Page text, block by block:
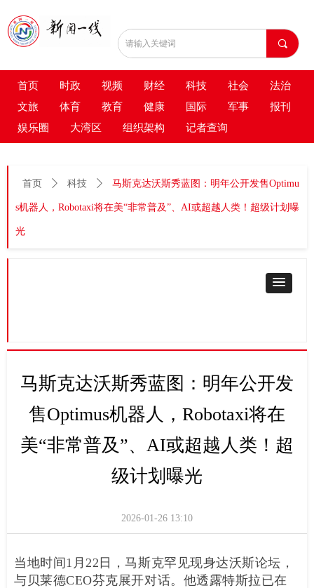
首页 时政 视频 财经 科技 社会
法治
文旅
体育 教育 健康 国际 军事
报刊
娱乐圈
大湾区 组织架构 记者查询
끠
首页 ꄲ 科技 ꄲ 马斯克达沃斯秀蓝图：明年公开发售Optimu
s机器人，Robotaxi将在美“非常普及”、AI或超越人类！超级计划曝
光
马斯克达沃斯秀蓝图：明年公开发
售Optimus机器人，Robotaxi将在
美“非常普及”、AI或超越人类！超
级计划曝光
当地时间1月22日，马斯克罕见现身达沃斯论坛，
与贝莱德CEO芬克展开对话。他透露特斯拉已在
2026-01-26 13:10